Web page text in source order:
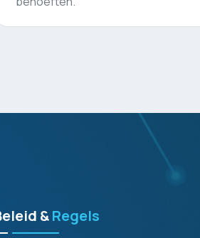
&Regels